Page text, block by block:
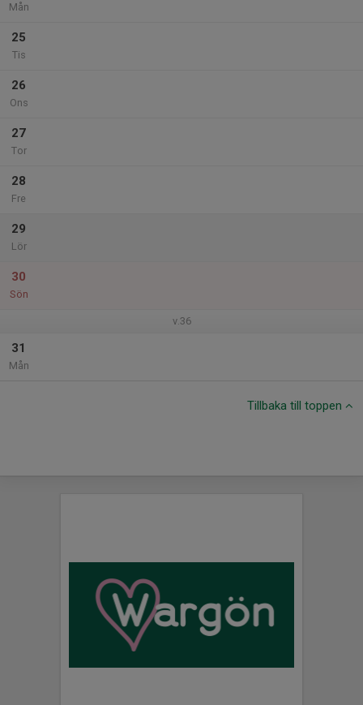
Mån
25
Tis
26
Ons
27
Tor
28
Fre
29
Lör
30
Sön
v.36
31
Mån
Tillbaka till toppen